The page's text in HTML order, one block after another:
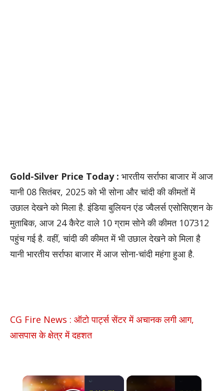
Gold-Silver Price Today : भारतीय सर्राफा बाजार में आज
यानी 08 सितंबर, 2025 को भी सोना और चांदी की कीमतों में
उछाल देखने को मिला है. इंडिया बुलियन एंड ज्वैलर्स एसोसिएशन के
मुताबिक, आज 24 कैरेट वाले 10 ग्राम सोने की कीमत 107312
पहुंच गई है. वहीं, चांदी की कीमत में भी उछाल देखने को मिला है
यानी भारतीय सर्राफा बाजार में आज सोना-चांदी महंगा हुआ है.
CG Fire News : ऑटो पार्ट्स सेंटर में अचानक लगी आग,
आसपास के क्षेत्र में दहशत
×